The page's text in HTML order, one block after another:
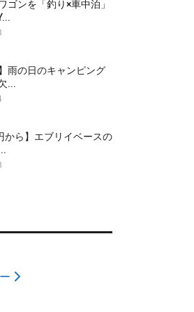
ゴンを「釣り×車中泊」
雨の日のキャンピング
...
から】エブリイベースの